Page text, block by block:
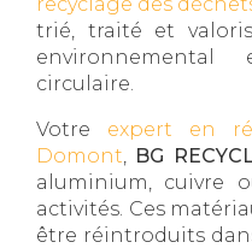
trié, traité et
environnemental
circulaire.
Votre expert en
Domont, BG
aluminium, cuivre
activités. Ces
être réintroduits